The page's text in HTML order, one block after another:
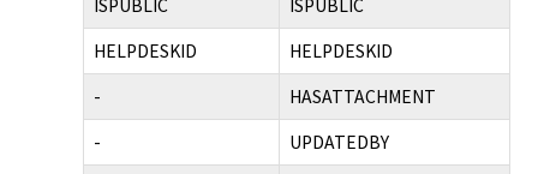
ISPUBLIC
ISPUBLIC
HELPDESKID
HELPDESKID
-
HASATTACHMENT
-
UPDATEDBY